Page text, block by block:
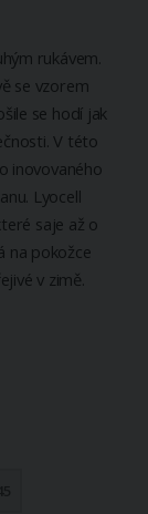
rukávem.
se vzorem
se hodí jak
V této
inovovaného
Lyocell
saje až o
na pokožce
v zimě.